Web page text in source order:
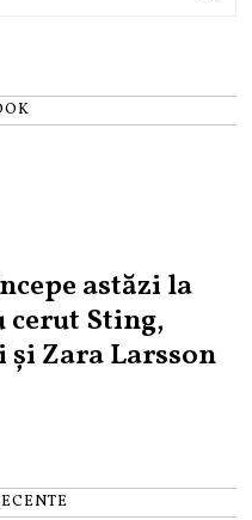
astăzi la
cerut Sting,
și Zara Larsson